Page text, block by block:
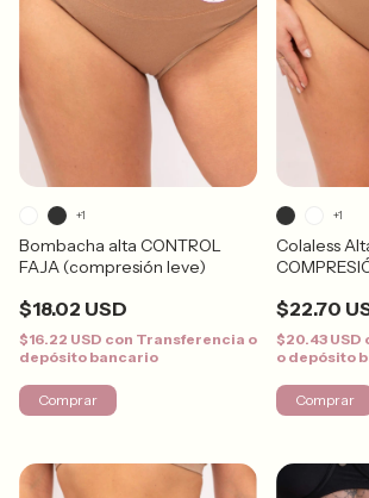
Bombacha alta CONTROL
FAJA (compresión leve)
$18.02 USD
$16.22 USD con Transferencia o
depósito bancario
+1
Comprar
Colaless
$22.70
$20.43 USD
o depósito
+1
Comprar